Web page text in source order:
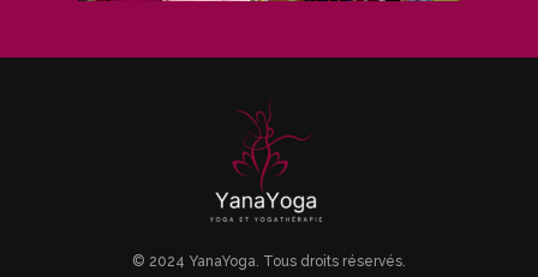
© 2024 YanaYoga. Tous droits réservés.